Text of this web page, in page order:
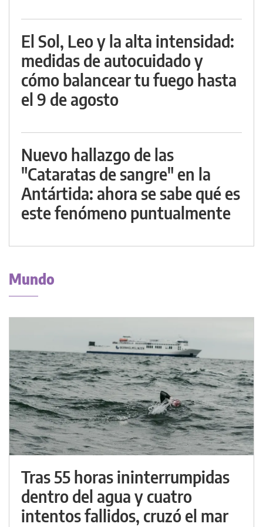
El Sol, Leo y la alta intensidad:
medidas de autocuidado y
cómo balancear tu fuego hasta
el 9 de agosto
Nuevo hallazgo de las
"Cataratas de sangre" en la
Antártida: ahora se sabe qué es
este fenómeno puntualmente
Mundo
Tras 55 horas ininterrumpidas
dentro del agua y cuatro
intentos fallidos, cruzó el mar